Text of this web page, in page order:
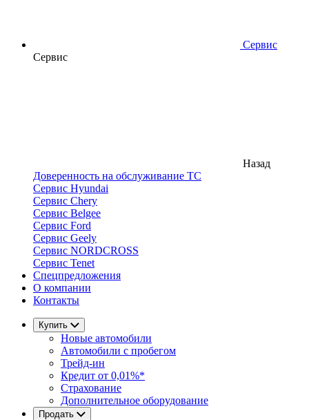
Сервис
Сервис
Назад
Доверенность на обслуживание ТС
Сервис Hyundai
Сервис Chery
Сервис Belgee
Сервис Ford
Сервис Geely
Сервис NORDCROSS
Сервис Tenet
Спецпредложения
О компании
Контакты
Купить
Новые автомобили
Автомобили с пробегом
Трейд-ин
Кредит от 0,01%*
Страхование
Дополнительное оборудование
Продать